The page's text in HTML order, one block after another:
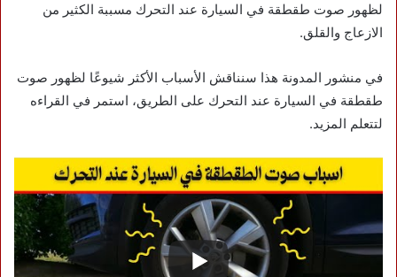
لظهور صوت طقطقة في السيارة عند التحرك مسببة الكثير من
الازعاج والقلق.
في منشور المدونة هذا سنناقش الأسباب الأكثر شيوعًا لظهور صوت
طقطقة في السيارة عند التحرك على الطريق، استمر في القراءه
لتتعلم المزيد.